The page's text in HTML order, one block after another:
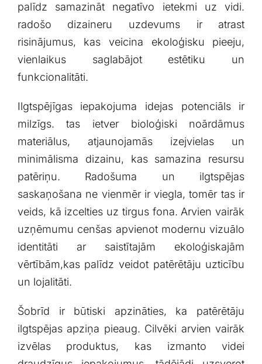
palīdz samazināt negatīvo ietekmi uz vidi.
radošo dizaineru uzdevums ir atrast
risinājumus, kas veicina ekoloģisku ‍pieeju,‍
vienlaikus⁣ saglabājot estētiku un
funkcionalitāti.
Ilgtspējīgas iepakojuma idejas potenciāls ir
milzīgs. tas ‌ietver bioloģiski‍ noārdāmus
materiālus, atjaunojamās izejvielas un
minimālisma dizainu, kas samazina resursu
patēriņu. Radošuma un ilgtspējas
‍saskaņošana‌ ne vienmēr ir viegla, tomēr tas ir
veids,⁣ kā izcelties uz tirgus fona. ‌Arvien vairāk
uzņēmumu ‌cenšas apvienot modernu vizuālo
identitāti ar saistītajām ekoloģiskajām
vērtībām,kas palīdz veidot patērētāju uzticību
un lojalitāti.
Šobrīd ir⁤ būtiski apzināties,‍ ka patērētāju
ilgtspējas apziņa pieaug. Cilvēki arvien vairāk
izvēlas produktus, kas izmanto videi